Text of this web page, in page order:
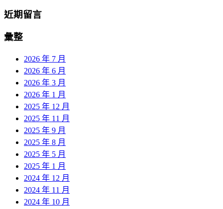
近期留言
彙整
2026 年 7 月
2026 年 6 月
2026 年 3 月
2026 年 1 月
2025 年 12 月
2025 年 11 月
2025 年 9 月
2025 年 8 月
2025 年 5 月
2025 年 1 月
2024 年 12 月
2024 年 11 月
2024 年 10 月